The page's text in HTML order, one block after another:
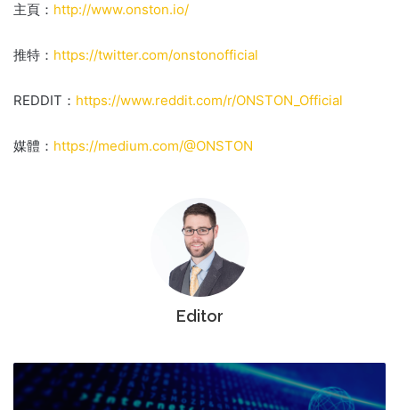
主頁： http://www.onston.io/
推特： https://twitter.com/onstonofficial
REDDIT： https://www.reddit.com/r/ONSTON_Official
媒體： https://medium.com/@ONSTON
Editor